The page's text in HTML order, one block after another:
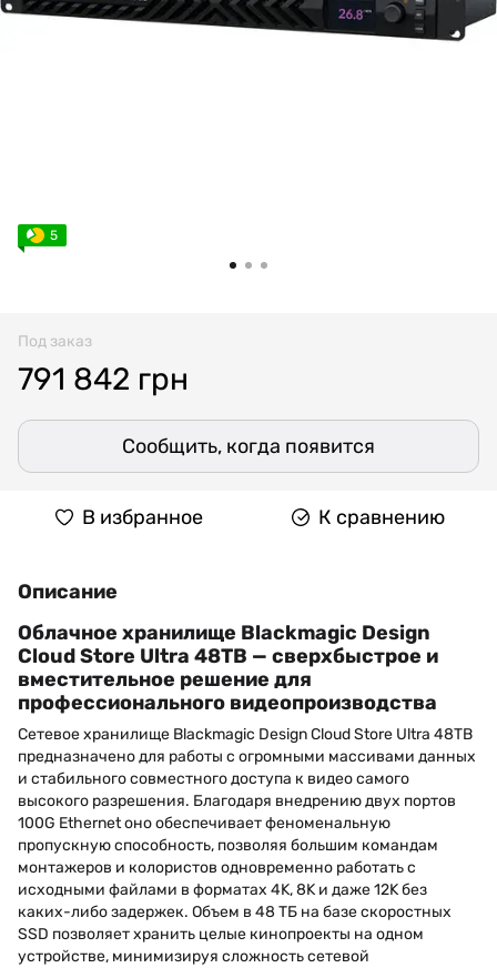
5
Под заказ
791 842 грн
Сообщить, когда появится
В избранное К сравнению
Описание
Облачное хранилище Blackmagic Design
Cloud Store Ultra 48TB — сверхбыстрое и
вместительное решение для
профессионального видеопроизводства
Сетевое хранилище Blackmagic Design Cloud Store Ultra 48TB
предназначено для работы с огромными массивами данных
и стабильного совместного доступа к видео самого
высокого разрешения. Благодаря внедрению двух портов
100G Ethernet оно обеспечивает феноменальную
пропускную способность, позволяя большим командам
монтажеров и колористов одновременно работать с
исходными файлами в форматах 4K, 8K и даже 12K без
каких-либо задержек. Объем в 48 ТБ на базе скоростных
SSD позволяет хранить целые кинопроекты на одном
устройстве, минимизируя сложность сетевой